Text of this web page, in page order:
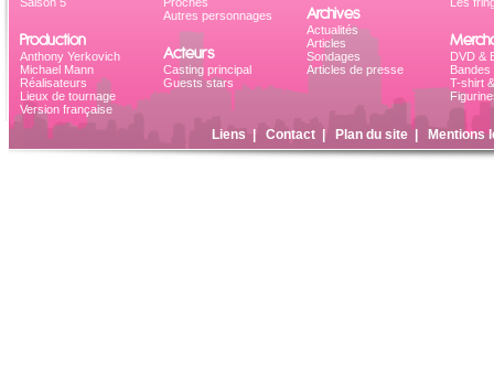
Production
Anthony Yerkovich
Michael Mann
Réalisateurs
Lieux de tournage
Version française
Autres personnages
Acteurs
Casting principal
Guests stars
Archives
Actualités
Articles
Sondages
Articles de presse
DVD &
Bandes
T-shirt
Liens Contact| Plan du site| Mentions